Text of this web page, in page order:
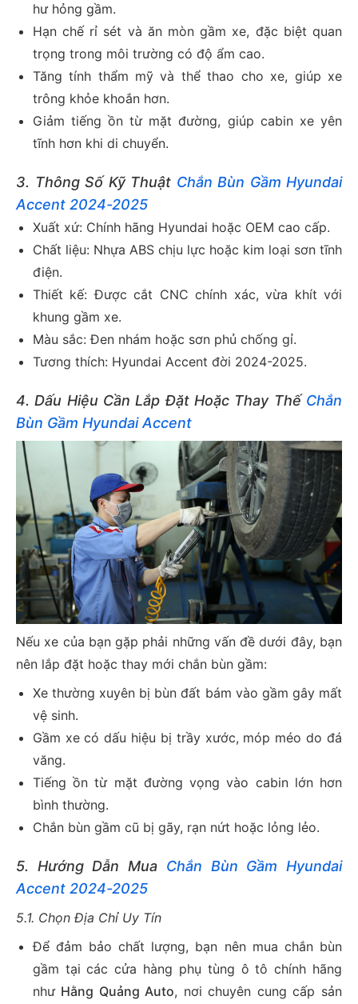
hư hỏng gầm.
Hạn chế rỉ sét và ăn mòn gầm xe, đặc biệt quan
trọng trong môi trường có độ ẩm cao.
Tăng tính thẩm mỹ và thể thao cho xe, giúp xe
trông khỏe khoắn hơn.
Giảm tiếng ồn từ mặt đường, giúp cabin xe yên
tĩnh hơn khi di chuyển.
3. Thông Số Kỹ Thuật Chắn Bùn Gầm Hyundai
Accent 2024-2025
Xuất xứ: Chính hãng Hyundai hoặc OEM cao cấp.
Chất liệu: Nhựa ABS chịu lực hoặc kim loại sơn tĩnh
điện.
Thiết kế: Được cắt CNC chính xác, vừa khít với
khung gầm xe.
Màu sắc: Đen nhám hoặc sơn phủ chống gỉ.
Tương thích: Hyundai Accent đời 2024-2025.
4. Dấu Hiệu Cần Lắp Đặt Hoặc Thay Thế Chắn
Bùn Gầm Hyundai Accent
Nếu xe của bạn gặp phải những vấn đề dưới đây, bạn
nên lắp đặt hoặc thay mới chắn bùn gầm:
Xe thường xuyên bị bùn đất bám vào gầm gây mất
vệ sinh.
Gầm xe có dấu hiệu bị trầy xước, móp méo do đá
văng.
Tiếng ồn từ mặt đường vọng vào cabin lớn hơn
bình thường.
Chắn bùn gầm cũ bị gãy, rạn nứt hoặc lỏng lẻo.
5. Hướng Dẫn Mua Chắn Bùn Gầm Hyundai
Accent 2024-2025
5.1. Chọn Địa Chỉ Uy Tín
Để đảm bảo chất lượng, bạn nên mua chắn bùn
gầm tại các cửa hàng phụ tùng ô tô chính hãng
như Hằng Quảng Auto, nơi chuyên cung cấp sản